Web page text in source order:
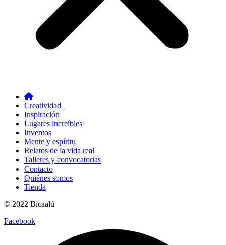
Creatividad
Inspiración
Lugares increíbles
Inventos
Mente y espíritu
Relatos de la vida real
Talleres y convocatorias
Contacto
Quiénes somos
Tienda
© 2022 Bicaalú
Facebook